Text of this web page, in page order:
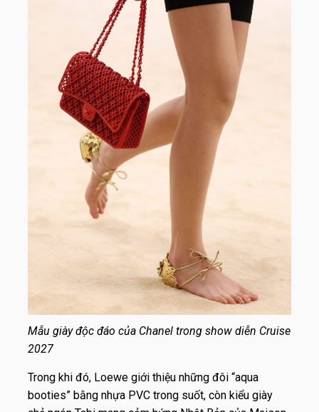
Mẫu giày độc đáo của Chanel trong show diễn Cruise
2027
Trong khi đó, Loewe giới thiệu những đôi “aqua
booties” bằng nhựa PVC trong suốt, còn kiểu giày